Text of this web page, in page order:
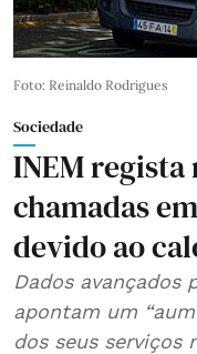
Foto: Reinaldo Rodrigues
Sociedade
INEM regista
chamadas
devido ao
Dados avançados
apontam um
dos seus serviços